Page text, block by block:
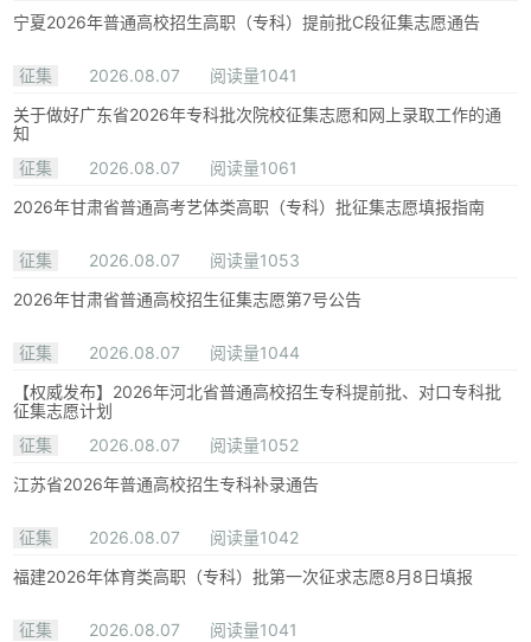
宁夏2026年普通高校招生高职（专科）提前批C段征集志愿通告
征集 2026.08.07
阅读量1041
关于做好广东省2026年专科批次院校征集志愿和网上录取工作的通
知
征集
2026.08.07
阅读量1061
2026年甘肃省普通高考艺体类高职（专科）批征集志愿填报指南
征集 2026.08.07
阅读量1053
2026年甘肃省普通高校招生征集志愿第7号公告
征集 2026.08.07
阅读量1044
【权威发布】2026年河北省普通高校招生专科提前批、对口专科批
征集志愿计划
征集
2026.08.07
阅读量1052
江苏省2026年普通高校招生专科补录通告
征集 2026.08.07
阅读量1042
福建2026年体育类高职（专科）批第一次征求志愿8月8日填报
征集 2026.08.07
阅读量1041